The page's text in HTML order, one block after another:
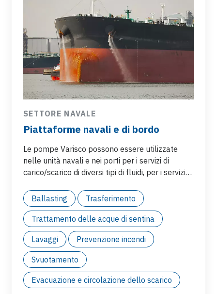
SETTORE NAVALE
Piattaforme navali e di bordo
Le pompe Varisco possono essere utilizzate
nelle unità navali e nei porti per i servizi di
carico/scarico di diversi tipi di fluidi, per i servizi
di zavorra. Applicazioni più comuni:
Ballasting Trasferimento
Trattamento delle acque di sentina
Lavaggi Prevenzione incendi
Svuotamento
Evacuazione e circolazione dello scarico